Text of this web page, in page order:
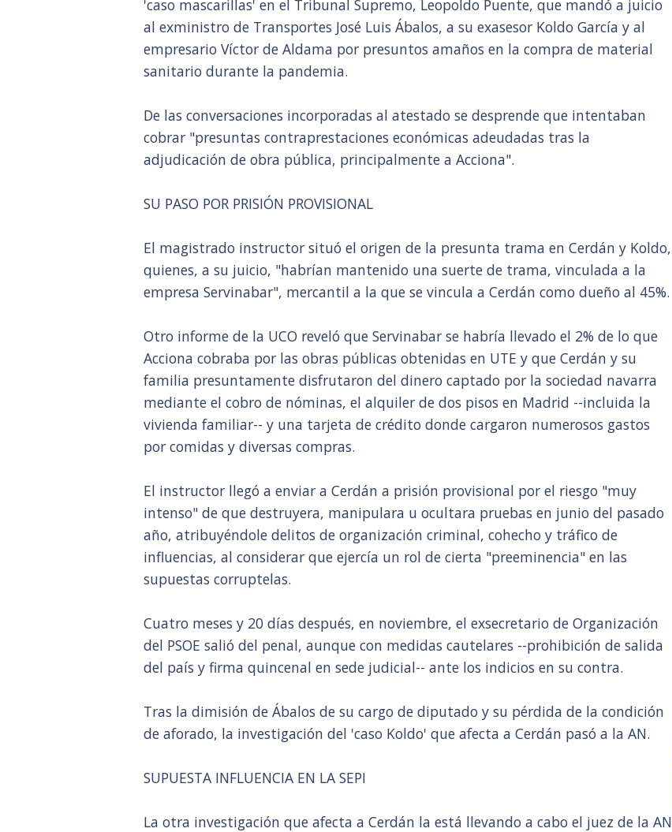
'caso mascarillas' en el Tribunal Supremo, Leopoldo Puente, que mandó a juicio
al exministro de Transportes José Luis Ábalos, a su exasesor Koldo García y al
empresario Víctor de Aldama por presuntos amaños en la compra de material
sanitario durante la pandemia.
De las conversaciones incorporadas al atestado se desprende que intentaban
cobrar "presuntas contraprestaciones económicas adeudadas tras la
adjudicación de obra pública, principalmente a Acciona".
SU PASO POR PRISIÓN PROVISIONAL
El magistrado instructor situó el origen de la presunta trama en Cerdán y Koldo,
quienes, a su juicio, "habrían mantenido una suerte de trama, vinculada a la
empresa Servinabar", mercantil a la que se vincula a Cerdán como dueño al 45%.
Otro informe de la UCO reveló que Servinabar se habría llevado el 2% de lo que
Acciona cobraba por las obras públicas obtenidas en UTE y que Cerdán y su
familia presuntamente disfrutaron del dinero captado por la sociedad navarra
mediante el cobro de nóminas, el alquiler de dos pisos en Madrid --incluida la
vivienda familiar-- y una tarjeta de crédito donde cargaron numerosos gastos
por comidas y diversas compras.
El instructor llegó a enviar a Cerdán a prisión provisional por el riesgo "muy
intenso" de que destruyera, manipulara u ocultara pruebas en junio del pasado
año, atribuyéndole delitos de organización criminal, cohecho y tráfico de
influencias, al considerar que ejercía un rol de cierta "preeminencia" en las
supuestas corruptelas.
Cuatro meses y 20 días después, en noviembre, el exsecretario de Organización
del PSOE salió del penal, aunque con medidas cautelares --prohibición de salida
del país y firma quincenal en sede judicial-- ante los indicios en su contra.
Tras la dimisión de Ábalos de su cargo de diputado y su pérdida de la condición
de aforado, la investigación del 'caso Koldo' que afecta a Cerdán pasó a la AN.
SUPUESTA INFLUENCIA EN LA SEPI
La otra investigación que afecta a Cerdán la está llevando a cabo el juez de la AN